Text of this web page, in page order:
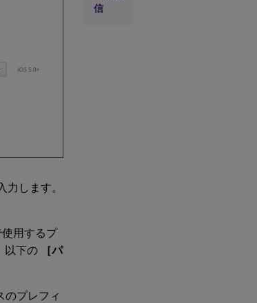
します。
用するプ
以下の
［パ
のプレフィ
信